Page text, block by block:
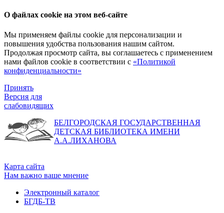
О файлах cookie на этом веб-сайте
Мы применяем файлы cookie для персонализации и
повышения удобства пользования нашим сайтом.
Продолжая просмотр сайта, вы соглашаетесь с применением
нами файлов cookie в соответствии с «Политикой
конфиденциальности»
Принять
Версия для
слабовидящих
БЕЛГОРОДСКАЯ ГОСУДАРСТВЕННАЯ
ДЕТСКАЯ БИБЛИОТЕКА ИМЕНИ
А.А.ЛИХАНОВА
Карта сайта
Нам важно ваше мнение
Электронный каталог
БГДБ-ТВ